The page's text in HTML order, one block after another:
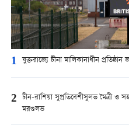
1 যুক্তরাজ্যে চীনা মালিকানাধীন
2 চীন-রাশিয়া সুপ্রতিবেশীসুলভ মৈত্রী ও
মরগুলভ